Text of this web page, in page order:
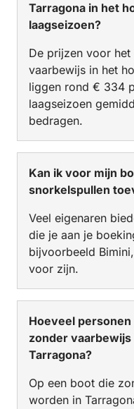
Tarragona in het
laagseizoen?
De prijzen voor
vaarbewijs in het
liggen rond € 334
laagseizoen
bedragen.
Kan ik voor mijn
snorkelspullen
Veel eigenaren
die je aan je
bijvoorbeeld
voor zijn.
Hoeveel
zonder
Tarragona?
Op een boot die
worden in